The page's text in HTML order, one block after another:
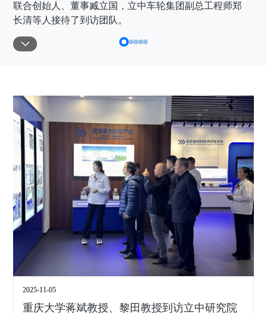
联合创始人、董事臧立国，立中车轮集团副总工程师郑
长清等人接待了到访团队。
2025-11-05
重庆大学蒋斌教授、黎田教授到访立中研究院